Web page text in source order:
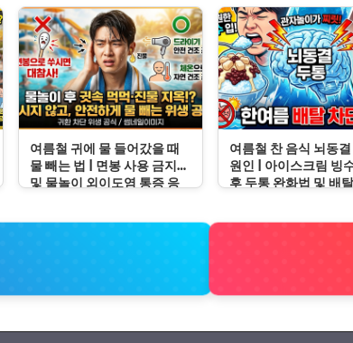
물 세척 수칙
응급처치 수칙
여름철 귀에 물 들어갔을 때
물 빼는 법 | 면봉 사용 금지
및 물놀이 외이도염 통증 응
여름철 찬 음식 뇌동
원인 | 아이스크림 빙
후 두통 완화법 및 배